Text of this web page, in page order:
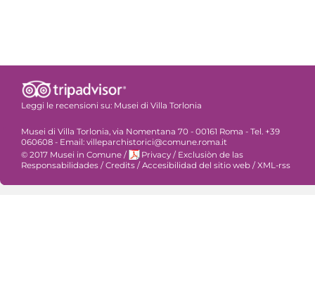
Leggi le recensioni su: Musei di Villa Torlonia
Musei di Villa Torlonia, via Nomentana 70 - 00161 Roma - Tel. +39
060608 - Email: villeparchistorici@comune.roma.it
© 2017 Musei in Comune / Privacy / Exclusiòn de las
Responsabilidades /Credits /Accesibilidad del sitio web /XML-rss